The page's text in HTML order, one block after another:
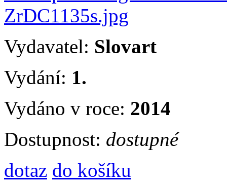
Vydavatel: Slovart
Vydání: 1.
Vydáno v roce: 2014
Dostupnost: dostupné
dotaz do košíku